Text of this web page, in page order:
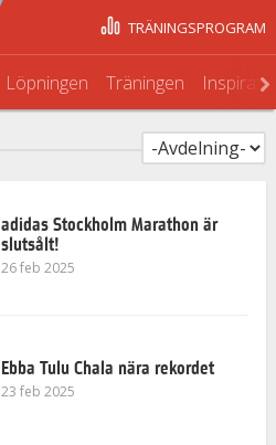
Löpningen Träningen
TRÄNINGSPROGRAM
adidas Stockholm Marathon är
slutsålt!
26 feb 2025
Ebba Tulu Chala nära rekordet
23 feb 2025